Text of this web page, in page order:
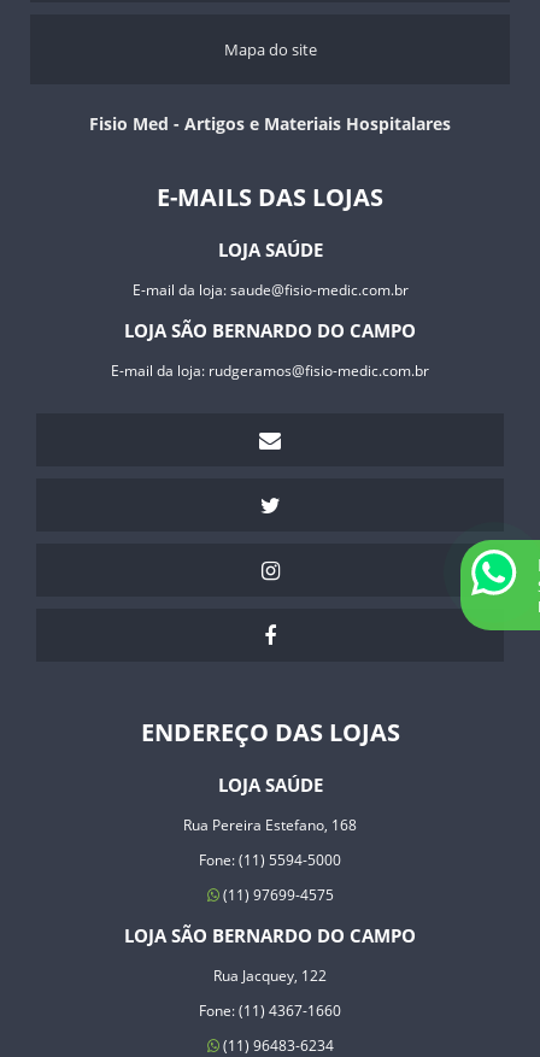
Mapa do site
Fisio Med - Artigos e Materiais Hospitalares
E-MAILS DAS LOJAS
LOJA SAÚDE
E-mail da loja:saude@fisio-medic.com.br
LOJA SÃO BERNARDO DO CAMPO
E-mail da loja: rudgeramos@fisio-medic.com.br
ENDEREÇO DAS LOJAS
LOJA SAÚDE
Rua Pereira Estefano, 168
Fone: (11) 5594-5000
(11) 97699-4575
LOJA SÃO BERNARDO DO CAMPO
Rua Jacquey, 122
Fone: (11) 4367-1660
(11) 96483-6234